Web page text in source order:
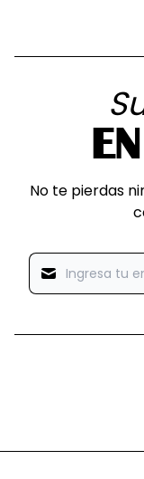
No te pierdas